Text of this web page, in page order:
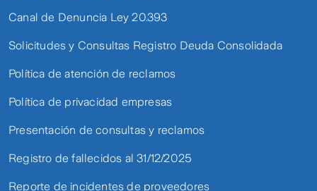
Canal de Denuncia Ley 20.393
Solicitudes y Consultas Registro Deuda Consolidada
Política de atención de reclamos
Política de privacidad empresas
Presentación de consultas y reclamos
Registro de fallecidos al 31/12/2025
Reporte de incidentes de proveedores